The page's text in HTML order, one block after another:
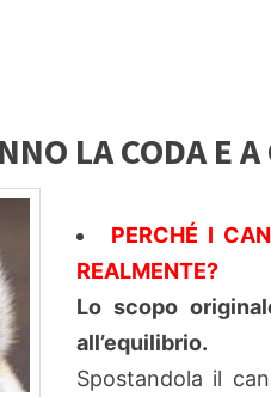
LA CODA E
PERCHÉ I
REALMENTE?
Lo scopo
all’equilibrio.
Spostandola il